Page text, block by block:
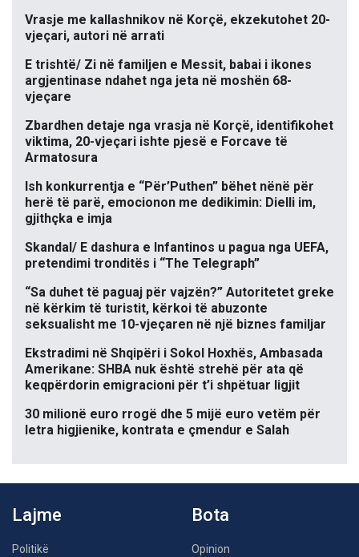
Vrasje me kallashnikov në Korçë, ekzekutohet 20-
vjeçari, autori në arrati
E trishtë/ Zi në familjen e Messit, babai i ikones
argjentinase ndahet nga jeta në moshën 68-
vjeçare
Zbardhen detaje nga vrasja në Korçë, identifikohet
viktima, 20-vjeçari ishte pjesë e Forcave të
Armatosura
Ish konkurrentja e “Për’Puthen” bëhet nënë për
herë të parë, emocionon me dedikimin: Dielli im,
gjithçka e imja
Skandal/ E dashura e Infantinos u pagua nga UEFA,
pretendimi tronditës i “The Telegraph”
“Sa duhet të paguaj për vajzën?” Autoritetet greke
në kërkim të turistit, kërkoi të abuzonte
seksualisht me 10-vjeçaren në një biznes familjar
Ekstradimi në Shqipëri i Sokol Hoxhës, Ambasada
Amerikane: SHBA nuk është strehë për ata që
keqpërdorin emigracioni për t’i shpëtuar ligjit
30 milionë euro rrogë dhe 5 mijë euro vetëm për
letra higjienike, kontrata e çmendur e Salah
Lajme
Politikë
Bota
Opinion